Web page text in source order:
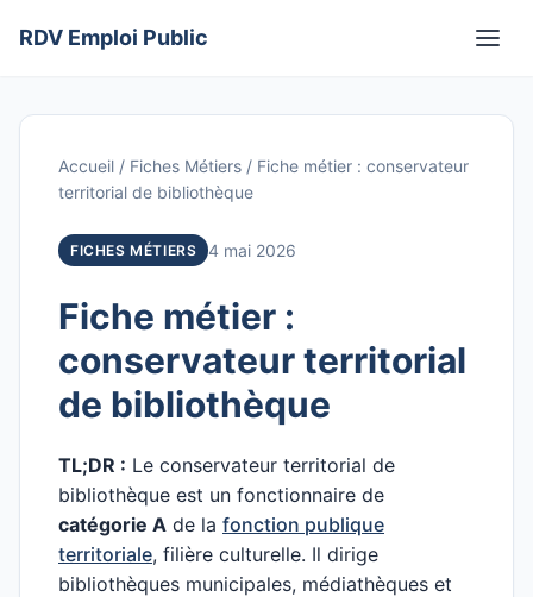
RDV Emploi Public
Accueil / Fiches Métiers / Fiche métier : conservateur
territorial de bibliothèque
FICHES MÉTIERS 4 mai 2026
Fiche métier :
conservateur territorial
de bibliothèque
TL;DR : Le conservateur territorial de
bibliothèque est un fonctionnaire de
catégorie A de la fonction publique
territoriale, filière culturelle. Il dirige
bibliothèques municipales, médiathèques et